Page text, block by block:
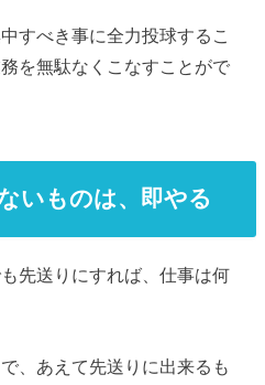
すべき事に全力投球するこ
を無駄なくこなすことがで
いものは、即やる
先送りにすれば、仕事は何
、あえて先送りに出来るも